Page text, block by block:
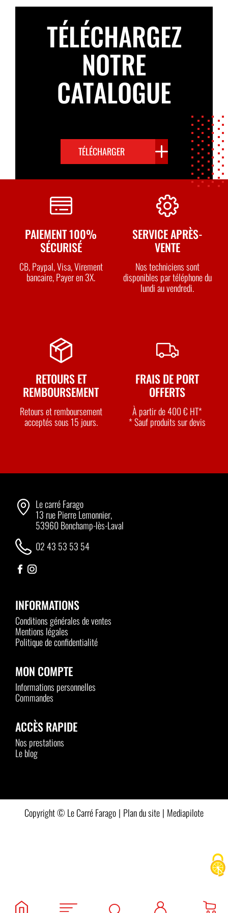
Rechercher
Recherche
TÉLÉCHARGEZ
NOTRE
CATALOGUE
TÉLÉCHARGER
PAIEMENT 100%
SÉCURISÉ
CB, Paypal, Visa, Virement
bancaire, Payer en 3X.
SERVICE APRÈS-
VENTE
Nos techniciens sont
disponibles par téléphone du
lundi au vendredi.
RETOURS ET
REMBOURSEMENT
Retours et remboursement
acceptés sous 15 jours.
FRAIS DE PORT
OFFERTS
À partir de 400 € HT*
* Sauf produits sur devis
Le carré Farago
13 rue Pierre Lemonnier,
53960 Bonchamp-lès-Laval
02 43 53 53 54
INFORMATIONS
Conditions générales de ventes
Mentions légales
Politique de confidentialité
MON COMPTE
Informations personnelles
Commandes
ACCÈS RAPIDE
Nos prestations
Le blog
Plan du site Mediapilote